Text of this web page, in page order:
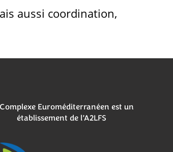
aussi coordination,
Euroméditerranéen est un
établissement de l’A2LFS